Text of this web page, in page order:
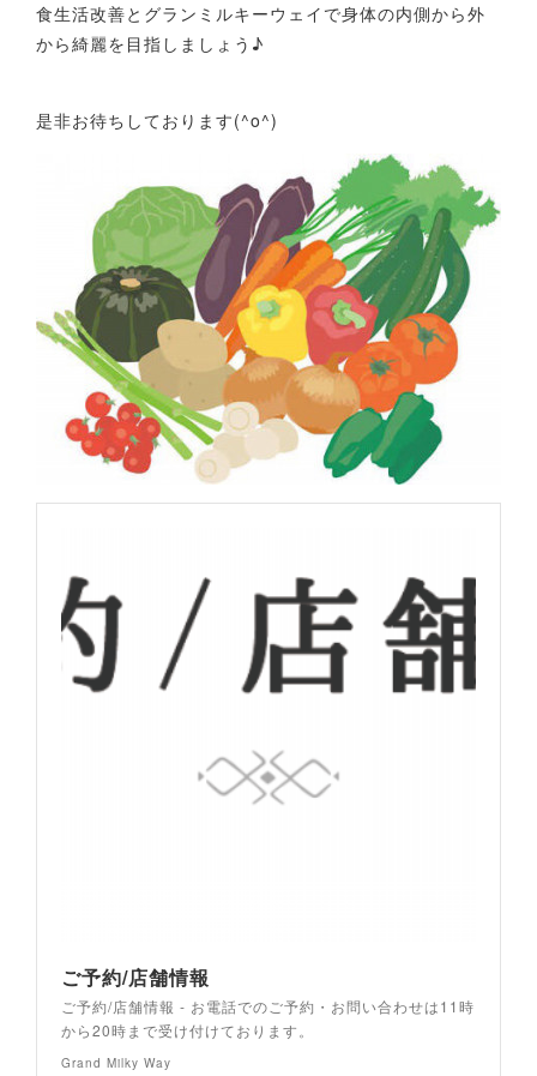
食生活改善とグランミルキーウェイで身体の内側から外
から綺麗を目指しましょう♪
是非お待ちしております(^o^)
ご予約/店舗情報
ご予約/店舗情報 - お電話でのご予約・お問い合わせは11時
から20時まで受け付けております。
Grand Milky Way